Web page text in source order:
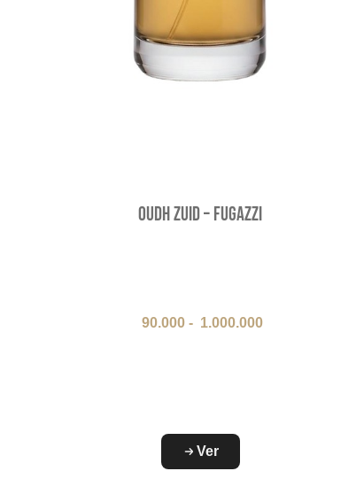
Oudh Zuid – Fugazzi
90.000 - 1.000.000
Ver